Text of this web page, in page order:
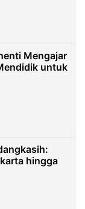
Mengajar
untuk
hingga